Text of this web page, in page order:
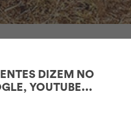
DIZEM NO
YOUTUBE...